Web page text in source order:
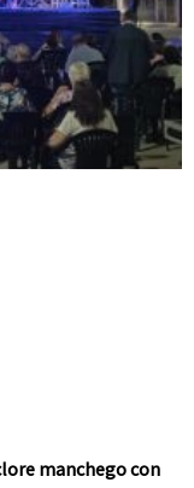
manchego con